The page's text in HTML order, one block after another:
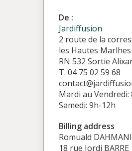
De :
Jardiffusion
2 route de la
les Hautes Marlhes
RN 532 Sortie
T. 04 75 02 59 68
Mardi au
Samedi: 9h-12h
Billing address
Romuald DAHMANI
18 rue Jordi BARRE